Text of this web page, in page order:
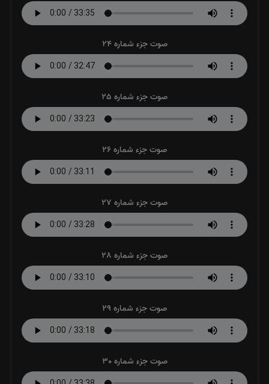
صوت جزء شماره 24
صوت جزء شماره 25
صوت جزء شماره 26
صوت جزء شماره 27
صوت جزء شماره 28
صوت جزء شماره 29
صوت جزء شماره 30